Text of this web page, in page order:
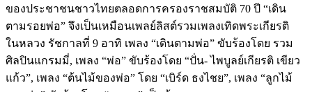
ของประชาชนชาวไทยตลอดการครองราชสมบัติ 70 ปี “เดิน
ตามรอยพ่อ” จึงเป็นเหมือนเพลย์ลิสต์รวมเพลงเทิดพระเกียรติ
ในหลวง รัชกาลที่ 9 อาทิ เพลง “เดินตามพ่อ” ขับร้องโดย รวม
ศิลปินแกรมมี่, เพลง “พ่อ” ขับร้องโดย “ปั่น- ไพบูลย์เกียรติ เขียว
แก้ว”, เพลง “ต้นไม้ของพ่อ” โดย “เบิร์ด ธงไชย”, เพลง “ลูกไม้